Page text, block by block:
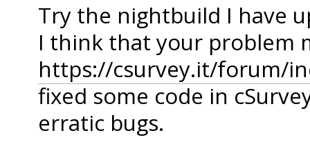
Try the nightbuild I have
I think that your problem
https://csurvey.it/forum/
fixed some code in
erratic bugs.